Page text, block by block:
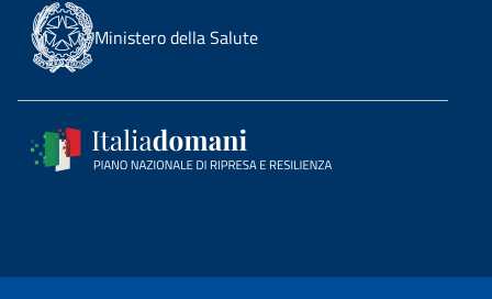
Ministero della Salute